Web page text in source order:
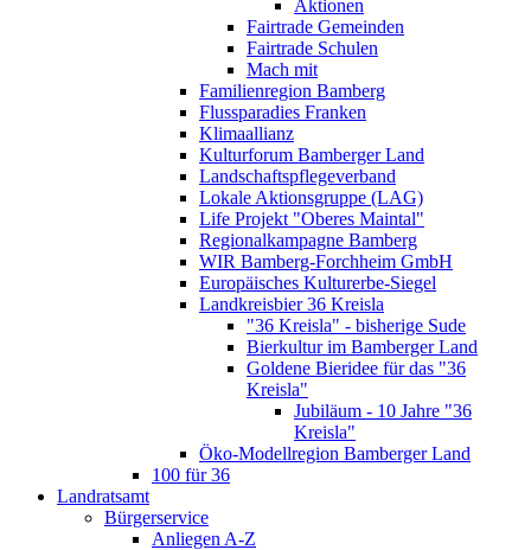
Aktionen
Fairtrade Gemeinden
Fairtrade Schulen
Mach mit
Familienregion Bamberg
Flussparadies Franken
Klimaallianz
Kulturforum Bamberger Land
Landschaftspflegeverband
Lokale Aktionsgruppe (LAG)
Life Projekt "Oberes Maintal"
Regionalkampagne Bamberg
WIR Bamberg-Forchheim GmbH
Europäisches Kulturerbe-Siegel
Landkreisbier 36 Kreisla
"36 Kreisla" - bisherige Sude
Bierkultur im Bamberger Land
Goldene Bieridee für das "36
Kreisla"
Jubiläum - 10 Jahre "36
Kreisla"
Öko-Modellregion Bamberger Land
100 für 36
Landratsamt
Bürgerservice
Anliegen A-Z